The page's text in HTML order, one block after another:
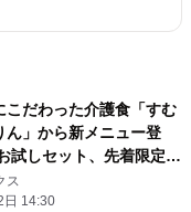
こだわった介護食「すむ
ん」から新メニュー登
試しセット、先着限定
！
ス
日 14:30